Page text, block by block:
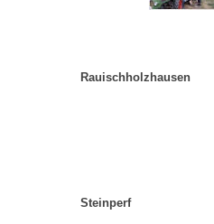
Rauischholzhausen
Steinperf